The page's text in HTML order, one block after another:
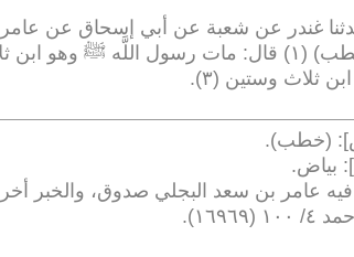
غندر عن شعبة عن أبي إسحاق عن
ثلاث وستين (٣)
.
.
.
.